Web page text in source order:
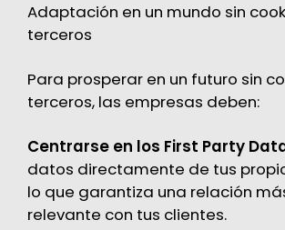
Adaptación en un mundo sin
terceros
Para prosperar en un futuro sin
terceros, las empresas deben:
Centrarse en los First Party
datos directamente de tus
lo que garantiza una relación
relevante con tus clientes.